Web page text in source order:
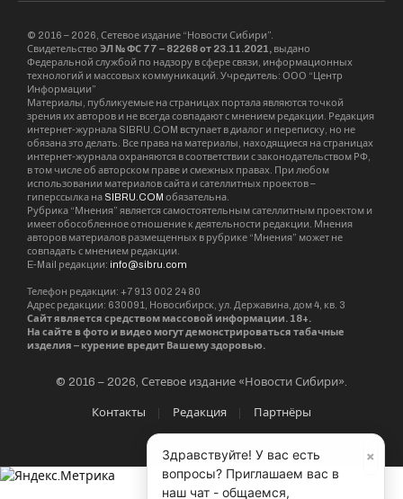
© 2016 – 2026, Сетевое издание “Новости Сибири”.
Свидетельство ЭЛ № ФС 77 – 82268 от 23.11.2021, выдано
Федеральной службой по надзору в сфере связи, информационных
технологий и массовых коммуникаций. Учредитель: ООО “Центр
Информации”
Материалы, публикуемые на страницах портала являются точкой
зрения их авторов и не всегда совпадают с мнением редакции. Редакция
интернет-журнала SIBRU.COM вступает в диалог и переписку, но не
обязана это делать. Все права на материалы, находящиеся на страницах
интернет-журнала охраняются в соответствии с законодательством РФ,
в том числе об авторском праве и смежных правах. При любом
использовании материалов сайта и сателлитных проектов –
гиперссылка на SIBRU.COM обязательна.
Рубрика “Мнения” является самостоятельным сателлитным проектом и
имеет обособленное отношение к деятельности редакции. Мнения
авторов материалов размещенных в рубрике “Мнения” может не
совпадать с мнением редакции.
E-Mail редакции: info@sibru.com
Телефон редакции: +7 913 002 24 80
Адрес редакции: 630091, Новосибирск, ул. Державина, дом 4, кв. 3
Сайт является средством массовой информации. 18+.
На сайте в фото и видео могут демонстрироваться табачные
изделия – курение вредит Вашему здоровью.
© 2016 – 2026, Сетевое издание «Новости Сибири».
Контакты Редакция Партнёры
×
Здравствуйте! У вас есть
вопросы? Приглашаем вас в
наш чат - общаемся,